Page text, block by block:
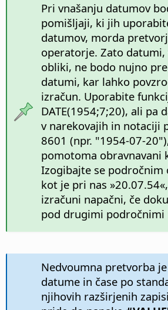
Pri vnašanju datumov
pomišljaji, ki jih
datumov, morda
operatorje. Zato datumi,
obliki, ne bodo nujno
datumi, kar lahko
izračun. Uporabite
DATE(1954;7;20), ali pa
v narekovajih in notaciji
8601 (npr. "1954-07-
pomotoma obravnavani
Izogibajte se področnim
kot je pri nas
izračuni napačni, če
pod drugimi področnimi
Nedvoumna pretvorba
datume in čase po
njihovih razširjenih